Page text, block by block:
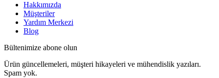
Hakkımızda
Müşteriler
Yardım Merkezi
Blog
Bültenimize abone olun
Ürün güncellemeleri, müşteri hikayeleri ve mühendislik yazıları.
Spam yok.